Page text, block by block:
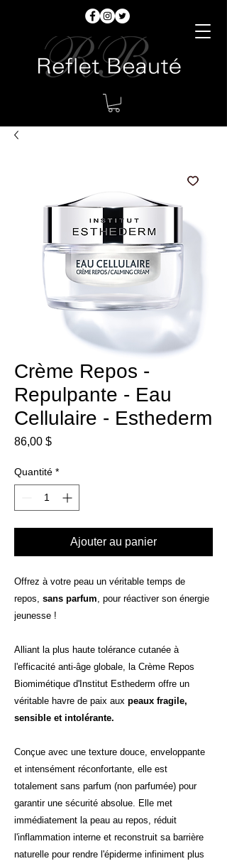
Crème Repos -
Repulpante - Eau
Cellulaire - Esthederm
86,00 $Prix
Quantité *
Ajouter au panier
Offrez à votre peau un véritable temps de
repos, sans parfum, pour réactiver son énergie
jeunesse !
Alliant la plus haute tolérance cutanée à
l'efficacité anti-âge globale, la Crème Repos
Biomimétique d'Institut Esthederm offre un
véritable havre de paix aux peaux fragile,
sensible et intolérante.
Conçue avec une texture douce, enveloppante
et intensément réconfortante, elle est
totalement sans parfum (non parfumée) pour
garantir une sécurité absolue. Elle met
immédiatement la peau au repos, réduit
l'inflammation interne et reconstruit sa barrière
naturelle pour rendre l'épiderme infiniment plus